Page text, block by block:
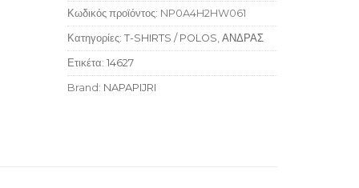
Κωδικός προϊόντος: NP0A4H2HW061
Κατηγορίες: T-SHIRTS / POLOS ΑΝΔΡΑΣ
Ετικέτα: 14627
Brand: NAPAPIJRI